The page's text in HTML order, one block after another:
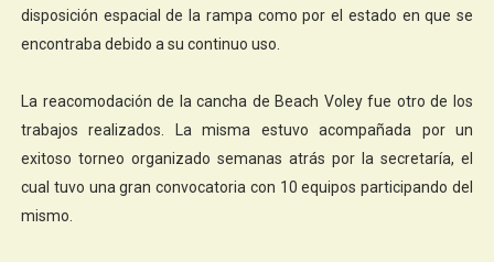
disposición espacial de la rampa como por el estado en que se
encontraba debido a su continuo uso.
La reacomodación de la cancha de Beach Voley fue otro de los
trabajos realizados. La misma estuvo acompañada por un
exitoso torneo organizado semanas atrás por la secretaría, el
cual tuvo una gran convocatoria con 10 equipos participando del
mismo.